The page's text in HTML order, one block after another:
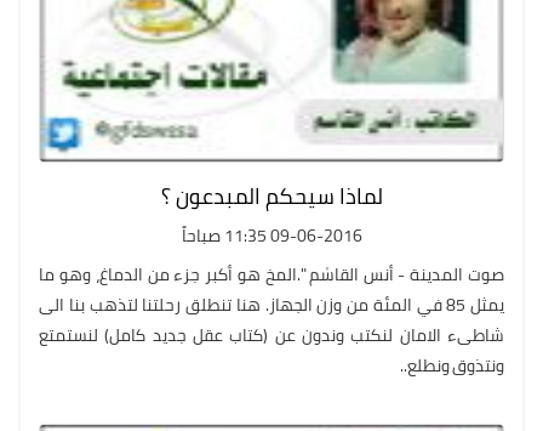
لماذا سيحكم المبدعون ؟
09-06-2016 11:35 صباحاً
صوت المدينة - أنس القاسٰم ".المخ هو أكبر جزء من الدماغ، وهو ما
يمثل 85 في المئة من وزن الجهاز. هنا تنطلق رحلتنا لتذهب بنا الى
شاطىء الامان لنكتب وندون عن (كتاب عقل جديد كامل) لنستمتع
ونتذوق ونطلع..